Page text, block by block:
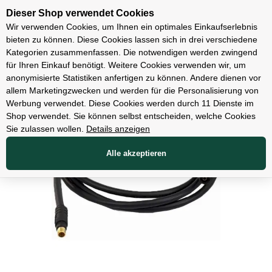
Unsere Filialen
Zubehör
Dieser Shop verwendet Cookies
Wir verwenden Cookies, um Ihnen ein optimales Einkaufserlebnis
bieten zu können. Diese Cookies lassen sich in drei verschiedene
Kategorien zusammenfassen. Die notwendigen werden zwingend
für Ihren Einkauf benötigt. Weitere Cookies verwenden wir, um
anonymisierte Statistiken anfertigen zu können. Andere dienen vor
allem Marketingzwecken und werden für die Personalisierung von
Werbung verwendet. Diese Cookies werden durch 11 Dienste im
Shop verwendet. Sie können selbst entscheiden, welche Cookies
Sie zulassen wollen.
Details anzeigen
Alle akzeptieren